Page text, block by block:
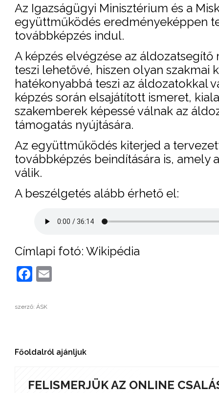
Az Igazságügyi Minisztérium és a
együttműködés eredményeképpen
továbbképzés indul.
A képzés elvégzése az
teszi lehetővé, hiszen olyan
hatékonyabbá teszi az áldozatokkal
képzés során elsajátított ismeret,
szakemberek képessé válnak az
támogatás nyújtására.
Az együttműködés kiterjed a
továbbképzés beindítására is, amely
válik.
A beszélgetés alább érhető el:
Címlapi fotó: Wikipédia
Facebook
szerző: ÁSK
Főoldalról ajánljuk
FELISMERJÜK AZ ONLINE